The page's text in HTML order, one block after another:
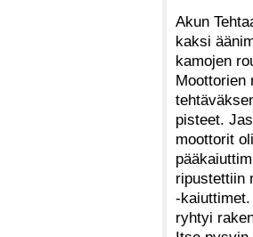
Akun
kaksi
kamojen
Moottorien
pisteet.
moottorit
ripustettiin
-
ryhtyi